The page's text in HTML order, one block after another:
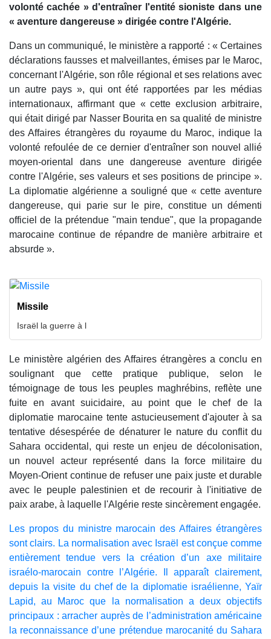
volonté cachée » d'entraîner l'entité sioniste dans une
« aventure dangereuse » dirigée contre l'Algérie.
Dans un communiqué, le ministère a rapporté : « Certaines
déclarations fausses et malveillantes, émises par le Maroc,
concernant l'Algérie, son rôle régional et ses relations avec
un autre pays », qui ont été rapportées par les médias
internationaux, affirmant que « cette exclusion arbitraire,
qui était dirigé par Nasser Bourita en sa qualité de ministre
des Affaires étrangères du royaume du Maroc, indique la
volonté refoulée de ce dernier d'entraîner son nouvel allié
moyen-oriental dans une dangereuse aventure dirigée
contre l'Algérie, ses valeurs et ses positions de principe ».
La diplomatie algérienne a souligné que « cette aventure
dangereuse, qui parie sur le pire, constitue un démenti
officiel de la prétendue "main tendue", que la propagande
marocaine continue de répandre de manière arbitraire et
absurde ».
Missile
Israël la guerre à l
Le ministère algérien des Affaires étrangères a conclu en
soulignant que cette pratique publique, selon le
témoignage de tous les peuples maghrébins, reflète une
fuite en avant suicidaire, au point que le chef de la
diplomatie marocaine tente astucieusement d'ajouter à sa
tentative désespérée de dénaturer le nature du conflit du
Sahara occidental, qui reste un enjeu de décolonisation,
un nouvel acteur représenté dans la force militaire du
Moyen-Orient continue de refuser une paix juste et durable
avec le peuple palestinien et de recourir à l'initiative de
paix arabe, à laquelle l'Algérie reste sincèrement engagée.
Les propos du ministre marocain des Affaires étrangères
sont clairs. La normalisation avec Israël est conçue comme
entièrement tendue vers la création d’un axe militaire
israélo-marocain contre l’Algérie. Il apparaît clairement,
depuis la visite du chef de la diplomatie israélienne, Yaïr
Lapid, au Maroc que la normalisation a deux objectifs
principaux : arracher auprès de l’administration américaine
la reconnaissance d’une prétendue marocanité du Sahara